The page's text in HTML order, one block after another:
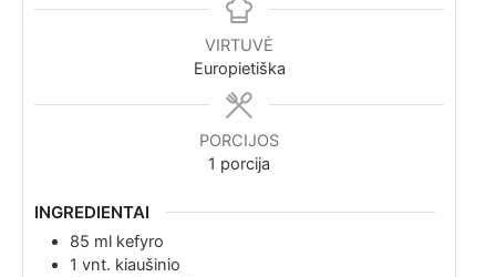
VIRTUVĖ
Europietiška
PORCIJOS
1 porcija
INGREDIENTAI
85 ml kefyro
1 vnt. kiaušinio